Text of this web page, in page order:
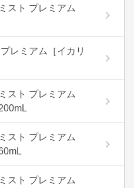
スト プレミアム
レミアム［イカリ
スト プレミアム
スト プレミアム
スト プレミアム